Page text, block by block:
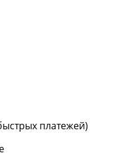
платежей)